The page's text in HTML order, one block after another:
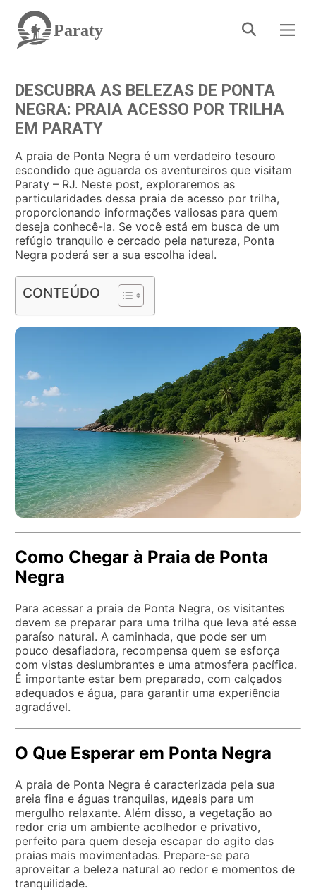
Paraty
DESCUBRA AS BELEZAS DE PONTA
NEGRA: PRAIA ACESSO POR TRILHA
EM PARATY
A praia de Ponta Negra é um verdadeiro tesouro
escondido que aguarda os aventureiros que visitam
Paraty – RJ. Neste post, exploraremos as
particularidades dessa praia de acesso por trilha,
proporcionando informações valiosas para quem
deseja conhecê-la. Se você está em busca de um
refúgio tranquilo e cercado pela natureza, Ponta
Negra poderá ser a sua escolha ideal.
CONTEÚDO
Como Chegar à Praia de Ponta
Negra
Para acessar a praia de Ponta Negra, os visitantes
devem se preparar para uma trilha que leva até esse
paraíso natural. A caminhada, que pode ser um
pouco desafiadora, recompensa quem se esforça
com vistas deslumbrantes e uma atmosfera pacífica.
É importante estar bem preparado, com calçados
adequados e água, para garantir uma experiência
agradável.
O Que Esperar em Ponta Negra
A praia de Ponta Negra é caracterizada pela sua
areia fina e águas tranquilas, идеais para um
mergulho relaxante. Além disso, a vegetação ao
redor cria um ambiente acolhedor e privativo,
perfeito para quem deseja escapar do agito das
praias mais movimentadas. Prepare-se para
aproveitar a beleza natural ao redor e momentos de
tranquilidade.